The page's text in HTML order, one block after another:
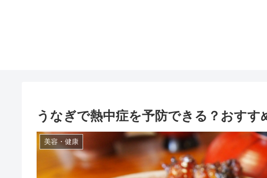
うなぎで熱中症を予防できる？おすす
美容・健康